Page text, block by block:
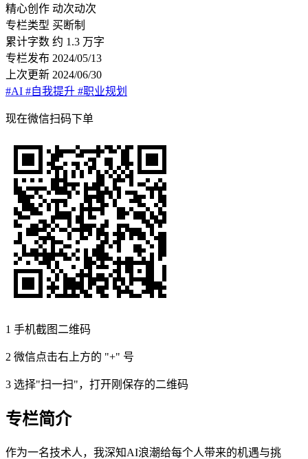
精心创作 动次动次
专栏类型 买断制
累计字数 约 1.3 万字
专栏发布 2024/05/13
上次更新 2024/06/30
#AI #自我提升 #职业规划
现在微信扫码下单
1 手机截图二维码
2 微信点击右上方的 "+" 号
3 选择"扫一扫"，打开刚保存的二维码
专栏简介
作为一名技术人，我深知AI浪潮给每个人带来的机遇与挑